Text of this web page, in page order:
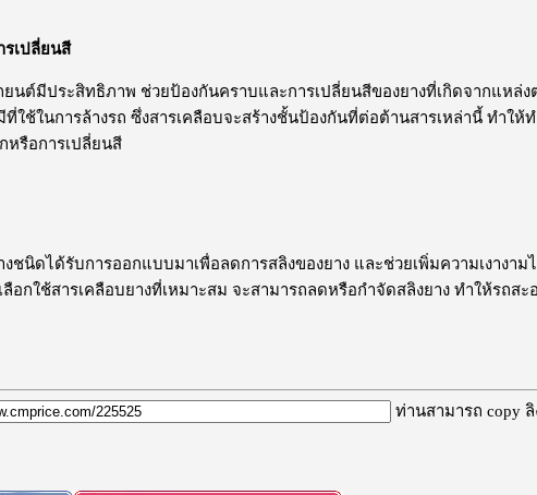
รเปลี่ยนสี
มีประสิทธิภาพ ช่วยป้องกันคราบและการเปลี่ยนสีของยางที่เกิดจากแหล่งต่
ที่ใช้ในการล้างรถ ซึ่งสารเคลือบจะสร้างชั้นป้องกันที่ต่อต้านสารเหล่านี้ ทำให้
หรือการเปลี่ยนสี
ดได้รับการออกแบบมาเพื่อลดการสลิงของยาง และช่วยเพิ่มความเงางาม
อกใช้สารเคลือบยางที่เหมาะสม จะสามารถลดหรือกำจัดสลิงยาง ทำให้รถสะ
ท่านสามารถ copy